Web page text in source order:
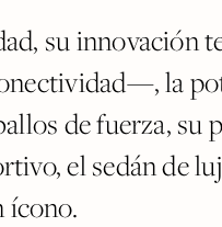
su innovación
la
de fuerza,
el sedán de
ícono.